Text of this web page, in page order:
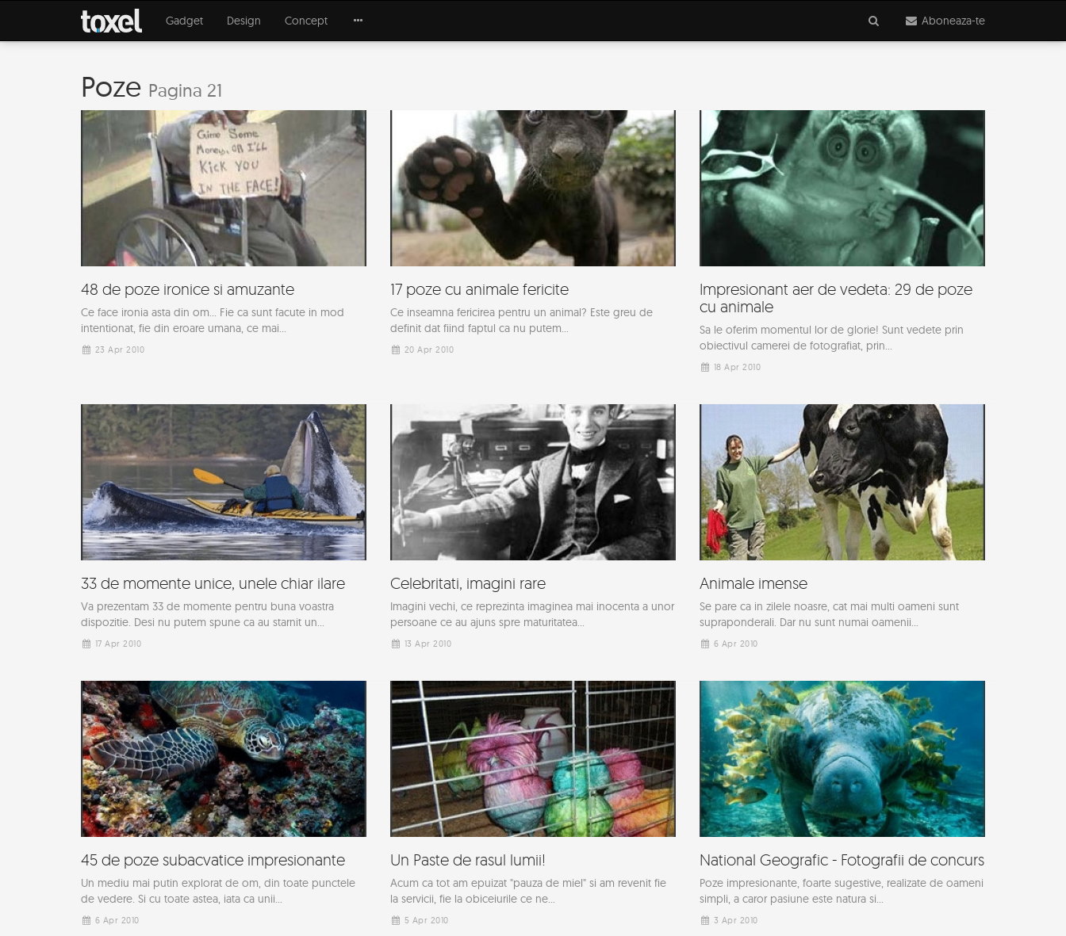
Aboneaza-te
Gadget Design Concept
Poze Pagina 21
48 de poze ironice si amuzante
Ce face ironia asta din om... Fie ca sunt facute in mod
intentionat, fie din eroare umana, ce mai...
23 Apr 2010
17 poze cu animale fericite
Ce inseamna fericirea pentru un animal? Este greu de
definit dat fiind faptul ca nu putem...
20 Apr 2010
Impresionant aer de vedeta: 29 de poze
cu animale
Sa le oferim momentul lor de glorie! Sunt vedete prin
obiectivul camerei de fotografiat, prin...
18 Apr 2010
33 de momente unice, unele chiar ilare
Va prezentam 33 de momente pentru buna voastra
dispozitie. Desi nu putem spune ca au starnit un...
17 Apr 2010
Celebritati, imagini rare
Imagini vechi, ce reprezinta imaginea mai inocenta a unor
persoane ce au ajuns spre maturitatea...
13 Apr 2010
Animale imense
Se pare ca in zilele noasre, cat mai multi oameni sunt
supraponderali. Dar nu sunt numai oamenii...
6 Apr 2010
45 de poze subacvatice impresionante
Un mediu mai putin explorat de om, din toate punctele
de vedere. Si cu toate astea, iata ca unii...
6 Apr 2010
Un Paste de rasul lumii!
Acum ca tot am epuizat "pauza de miel" si am revenit fie
la servicii, fie la obiceiurile ce ne...
5 Apr 2010
National Geografic - Fotografii de concurs
Poze impresionante, foarte sugestive, realizate de oameni
simpli, a caror pasiune este natura si...
3 Apr 2010